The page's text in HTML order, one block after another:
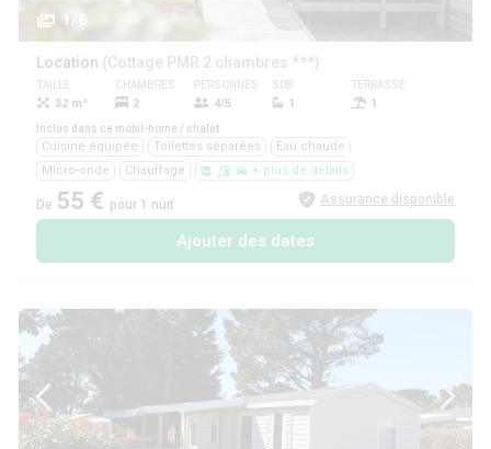
1/6
Location (Cottage PMR 2 chambres ***)
TAILLE
32 m²
CHAMBRES
2
PERSONNES
4/5
SDB
1
TERRASSE
1
Inclus dans ce mobil-home / chalet
Cuisine équipée Toilettes séparées
Eau chaude
Micro-onde
Chauffage + plus de détails
De 55 € pour 1 nuit Assurance disponible
Ajouter des dates